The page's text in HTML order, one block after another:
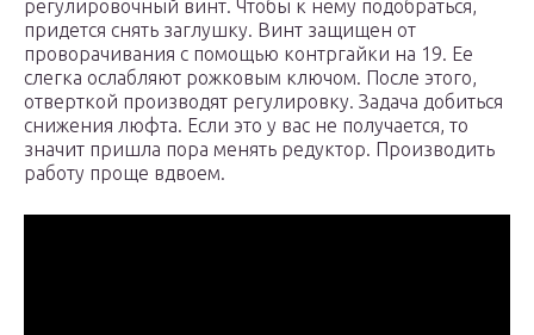
регулировочный винт. Чтобы к нему подобраться,
придется снять заглушку. Винт защищен от
проворачивания с помощью контргайки на 19. Ее
слегка ослабляют рожковым ключом. После этого,
отверткой производят регулировку. Задача добиться
снижения люфта. Если это у вас не получается, то
значит пришла пора менять редуктор. Производить
работу проще вдвоем.